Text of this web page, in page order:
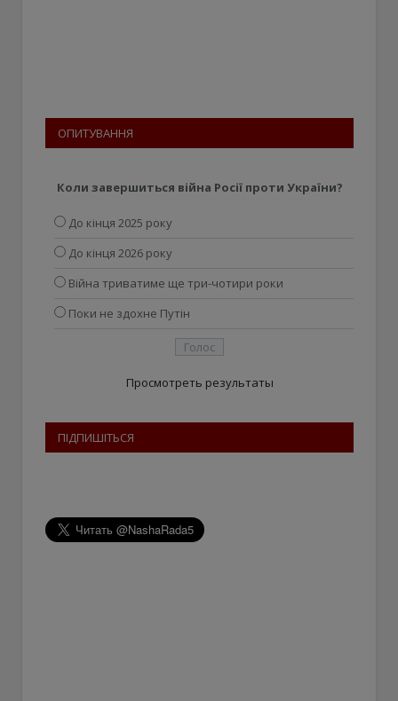
ОПИТУВАННЯ
Коли завершиться війна Росії проти України?
До кінця 2025 року
До кінця 2026 року
Війна триватиме ще три-чотири роки
Поки не здохне Путін
Просмотреть результаты
ПІДПИШІТЬСЯ